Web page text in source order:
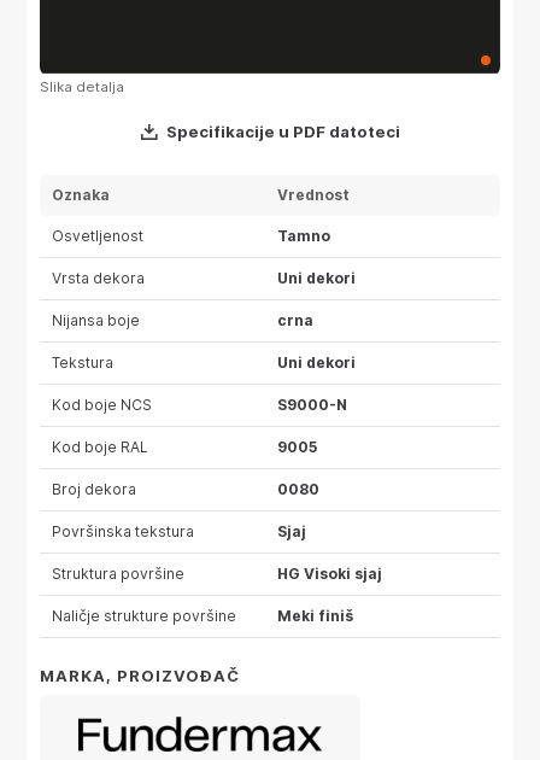
Slika detalja
Specifikacije u PDF datoteci
Oznaka Vrednost
Osvetljenost Tamno
Vrsta dekora Uni dekori
Nijansa boje crna
Tekstura Uni dekori
Kod boje NCS S9000-N
Kod boje RAL 9005
Broj dekora 0080
Površinska tekstura Sjaj
Struktura površine HG Visoki sjaj
Naličje strukture površine Meki finiš
MARKA, PROIZVOĐAČ